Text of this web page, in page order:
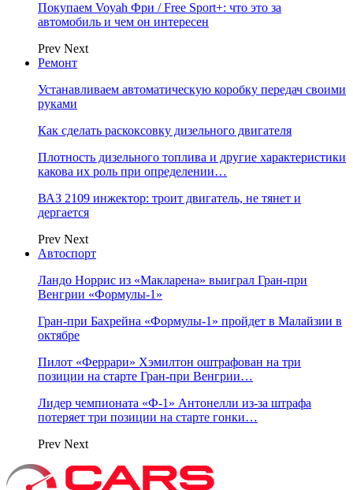
Покупаем Voyah Фри / Free Sport+: что это за
автомобиль и чем он интересен
Prev Next
Ремонт
Устанавливаем автоматическую коробку передач своими
руками
Как сделать раскоксовку дизельного двигателя
Плотность дизельного топлива и другие характеристики
какова их роль при определении…
ВАЗ 2109 инжектор: троит двигатель, не тянет и
дергается
Prev Next
Автоспорт
Ландо Норрис из «Макларена» выиграл Гран‑при
Венгрии «Формулы‑1»
Гран‑при Бахрейна «Формулы‑1» пройдет в Малайзии в
октябре
Пилот «Феррари» Хэмилтон оштрафован на три
позиции на старте Гран‑при Венгрии…
Лидер чемпионата «Ф‑1» Антонелли из‑за штрафа
потеряет три позиции на старте гонки…
Prev Next